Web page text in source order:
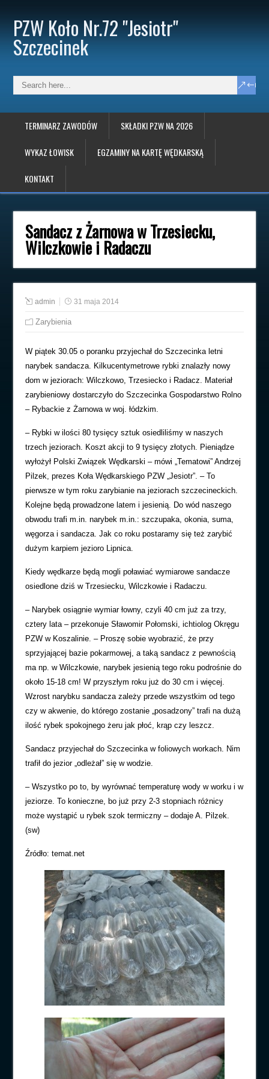
PZW Koło Nr.72 "Jesiotr"
Szczecinek
TERMINARZ ZAWODÓW SKŁADKI PZW NA 2026
WYKAZ ŁOWISK EGZAMINY NA KARTĘ WĘDKARSKĄ
KONTAKT
Sandacz z Żarnowa w Trzesiecku,
Wilczkowie i Radaczu
admin 31 maja 2014
Zarybienia
W piątek 30.05 o poranku przyjechał do Szczecinka letni
narybek sandacza. Kilkucentymetrowe rybki znalazły nowy
dom w jeziorach: Wilczkowo, Trzesiecko i Radacz. Materiał
zarybieniowy dostarczyło do Szczecinka Gospodarstwo Rolno
– Rybackie z Żarnowa w woj. łódzkim.
– Rybki w ilości 80 tysięcy sztuk osiedliliśmy w naszych
trzech jeziorach. Koszt akcji to 9 tysięcy złotych. Pieniądze
wyłożył Polski Związek Wędkarski – mówi „Tematowi” Andrzej
Pilzek, prezes Koła Wędkarskiego PZW „Jesiotr”. – To
pierwsze w tym roku zarybianie na jeziorach szczecineckich.
Kolejne będą prowadzone latem i jesienią. Do wód naszego
obwodu trafi m.in. narybek m.in.: szczupaka, okonia, suma,
węgorza i sandacza. Jak co roku postaramy się też zarybić
dużym karpiem jezioro Lipnica.
Kiedy wędkarze będą mogli poławiać wymiarowe sandacze
osiedlone dziś w Trzesiecku, Wilczkowie i Radaczu.
– Narybek osiągnie wymiar łowny, czyli 40 cm już za trzy,
cztery lata – przekonuje Sławomir Połomski, ichtiolog Okręgu
PZW w Koszalinie. – Proszę sobie wyobrazić, że przy
sprzyjającej bazie pokarmowej, a taką sandacz z pewnością
ma np. w Wilczkowie, narybek jesienią tego roku podrośnie do
około 15-18 cm! W przyszłym roku już do 30 cm i więcej.
Wzrost narybku sandacza zależy przede wszystkim od tego
czy w akwenie, do którego zostanie „posadzony” trafi na dużą
ilość rybek spokojnego żeru jak płoć, krąp czy leszcz.
Sandacz przyjechał do Szczecinka w foliowych workach. Nim
trafił do jezior „odleżał” się w wodzie.
– Wszystko po to, by wyrównać temperaturę wody w worku i w
jeziorze. To konieczne, bo już przy 2-3 stopniach różnicy
może wystąpić u rybek szok termiczny – dodaje A. Pilzek.
(sw)
Źródło: temat.net